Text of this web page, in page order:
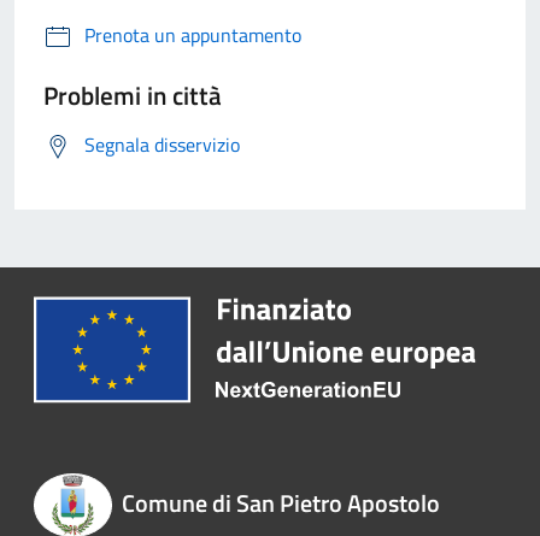
Prenota un appuntamento
Problemi in città
Segnala disservizio
Comune di San Pietro Apostolo